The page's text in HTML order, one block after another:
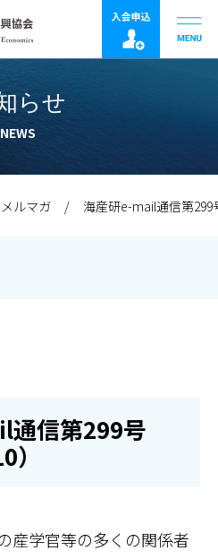
らせ
NEWS
ルマガ 海産研e-mail通信第299
通信第299号
産学官等の多くの関係者